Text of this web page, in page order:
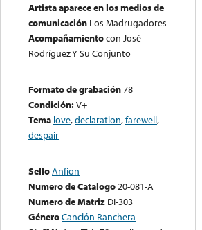
Artista aparece en los medios de
comunicación Los Madrugadores
Acompañamientocon José
Rodríguez Y Su Conjunto
Formato de grabación78
Condición:V+
Tema love,declaration,farewell,
despair
SelloAnfion
Numero de Catalogo20-081-A
Numero de Matriz DI-303
GéneroCanción Ranchera